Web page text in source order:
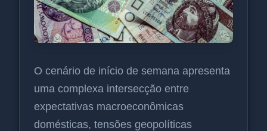
O cenário de início de semana apresenta
uma complexa intersecção entre
expectativas macroeconômicas
domésticas, tensões geopolíticas